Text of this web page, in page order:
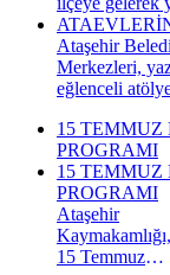
Ataşehir
Merkezleri,
eğlenceli
kapsamında
keyifli bir yaz
15
PROGRAMI
15
PROGRAMI
Ataşehir
Kaymakamlığı,
15 Temmuz